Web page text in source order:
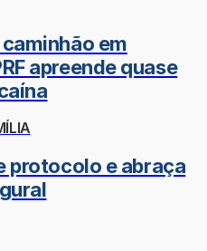
em
apreende quase
protocolo e abraça